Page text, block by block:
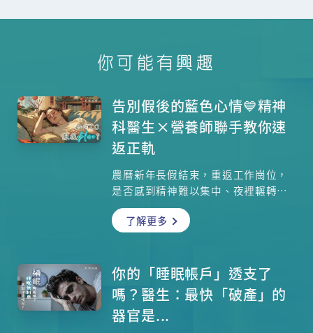
你可能有興趣
告別假後的藍色心情💙精神
科醫生×營養師聯手教你速
返正軌
農曆新年長假結束，重返工作崗位，
是否感到精神難以集中、夜裡輾轉難
眠？這些可能不只是「放假後遺
症」，而是困擾不少人的「假期後症
康習慣入手，為身心注入全新活力。
本文整合精神科醫生及註冊營養師的
專業建議，助你以最佳姿態迎接新開
始。
了解更多
你的「睡眠帳戶」透支了
嗎？醫生：最快「破產」的
器官是...